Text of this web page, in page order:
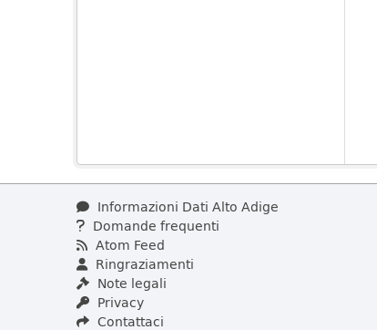
Informazioni Dati Alto Adige
Domande frequenti
Atom Feed
Ringraziamenti
Note legali
Privacy
Contattaci